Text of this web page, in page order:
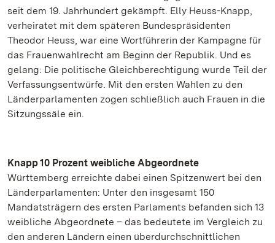
seit dem 19. Jahrhundert gekämpft. Elly Heuss-Knapp,
verheiratet mit dem späteren Bundespräsidenten
Theodor Heuss, war eine Wortführerin der Kampagne für
das Frauenwahlrecht am Beginn der Republik. Und es
gelang: Die politische Gleichberechtigung wurde Teil der
Verfassungsentwürfe. Mit den ersten Wahlen zu den
Länderparlamenten zogen schließlich auch Frauen in die
Sitzungssäle ein.
Knapp 10 Prozent weibliche Abgeordnete
Württemberg erreichte dabei einen Spitzenwert bei den
Länderparlamenten: Unter den insgesamt 150
Mandatsträgern des ersten Parlaments befanden sich 13
weibliche Abgeordnete – das bedeutete im Vergleich zu
den anderen Ländern einen überdurchschnittlichen